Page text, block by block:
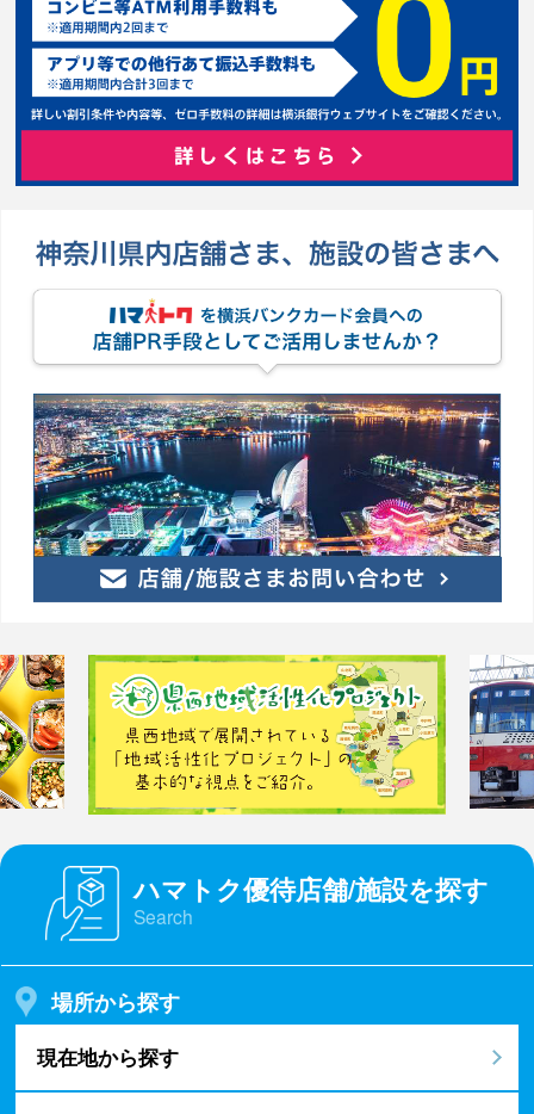
ハマトク優待店舗/施設を探す
Search
場所から探す
現在地から探す